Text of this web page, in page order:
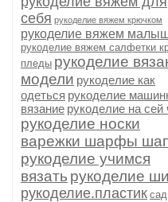
себя рукоделие вяжем крючком
рукоделие вяжем
рукоделие вяжем салфетки
пледы рукоделие
модели рукоделие как
одеться рукоделие
вязание рукоделие на сей
рукоделие носки
варежки шарфы
рукоделие учимся
вязать рукоделие
рукоделие.пластик сад